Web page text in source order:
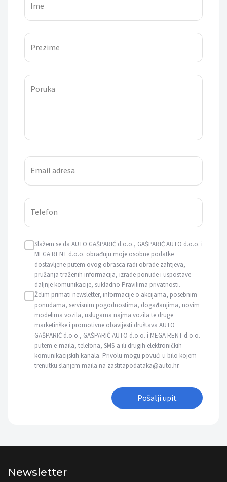
Ime
Prezime
Poruka
Email adresa
Telefon
Slažem se da AUTO GAŠPARIĆ d.o.o., GAŠPARIĆ AUTO d.o.o. i
MEGA RENT d.o.o. obrađuju moje osobne podatke
dostavljene putem ovog obrasca radi obrade zahtjeva,
pružanja traženih informacija, izrade ponude i uspostave
daljnje komunikacije, sukladno Pravilima privatnosti.
Želim primati newsletter, informacije o akcijama, posebnim
ponudama, servisnim pogodnostima, događanjima, novim
modelima vozila, uslugama najma vozila te druge
marketinške i promotivne obavijesti društava AUTO
GAŠPARIĆ d.o.o., GAŠPARIĆ AUTO d.o.o. i MEGA RENT d.o.o.
putem e-maila, telefona, SMS-a ili drugih elektroničkih
komunikacijskih kanala. Privolu mogu povući u bilo kojem
trenutku slanjem maila na zastitapodataka@auto.hr.
Pošalji upit
Newsletter